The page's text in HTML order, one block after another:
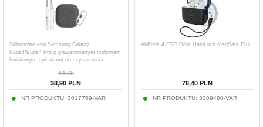
Silikonowe etui Samsung Galaxy
Buds4/Buds4 Pro z grawerowanym motywem
kwiatowym i pisakami do czyszczenia
44,60
38,90 PLN
NR PRODUKTU: 3017759-VAR
AirPods 4 ESR Orbit HaloLock MagSafe Etui
78,40 PLN
NR PRODUKTU: 3009480-VAR